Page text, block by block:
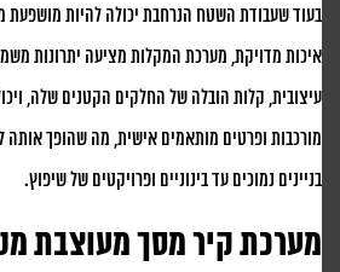
בעוד שעבודת השטח הנרחבת יכולה להיות מושפעת
איכות מדויקת, מערכת המקלות מציעה יתרונות
עיצובית, קלות הובלה של החלקים הקטנים שלה,
מורכבות ופרטים מותאמים אישית, מה שהופך אותה
בניינים נמוכים עד בינוניים ופרויקטים של שיפוץ.
מערכת קיר מסך מעוצבת